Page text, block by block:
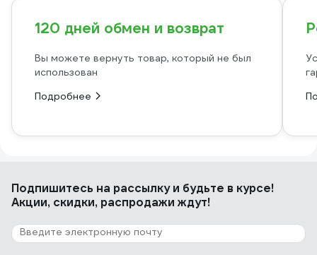
120 дней обмен и возврат
Вы можете вернуть товар, который не был
использован
Подробнее
Подпишитесь на рассылкуи будьте в курсе!
Акции, скидки, распродажи ждут!